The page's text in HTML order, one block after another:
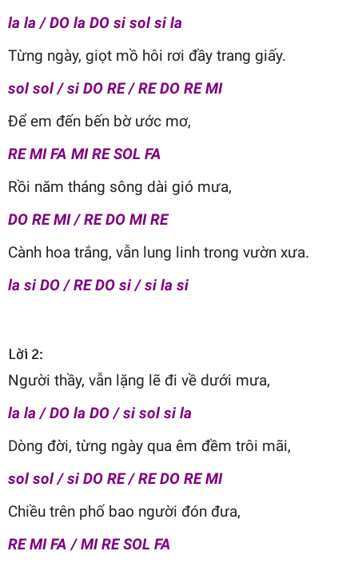
la la / DO la DO si sol si la
Từng ngày, giọt mồ hôi rơi đầy trang giấy.
sol sol / si DO RE / RE DO RE MI
Để em đến bến bờ ước mơ,
RE MI FA MI RE SOL FA
Rồi năm tháng sông dài gió mưa,
DO RE MI / RE DO MI RE
Cành hoa trắng, vẫn lung linh trong vườn xưa.
la si DO / RE DO si / si la si
Lời 2:
Người thầy, vẫn lặng lẽ đi về dưới mưa,
la la / DO la DO / si sol si la
Dòng đời, từng ngày qua êm đềm trôi mãi,
sol sol / si DO RE / RE DO RE MI
Chiều trên phố bao người đón đưa,
RE MI FA / MI RE SOL FA